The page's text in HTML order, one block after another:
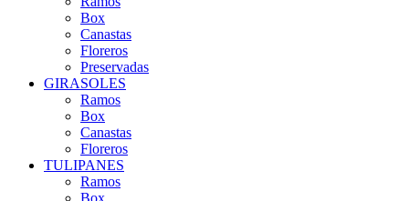
Box
Canastas
Floreros
Preservadas
GIRASOLES
Ramos
Box
Canastas
Floreros
TULIPANES
Ramos
Box